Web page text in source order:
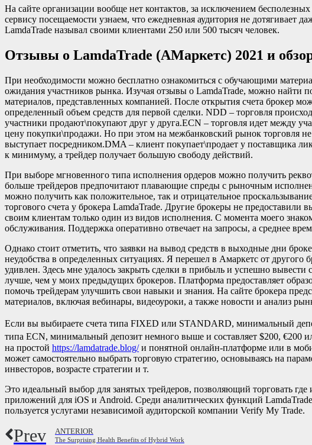
На сайте организации вообще нет контактов, за исключением
сервису посещаемости узнаем, что ежедневная аудитория не дотягивает
LamdaTrade называл своими клиентами 250 или 500 тысяч человек.
Отзывы о LamdaTrade (АМаркетс) 2021 и
При необходимости можно бесплатно ознакомиться с обучающими
ожидания участников рынка. Изучая отзывы о LamdaTrade, можно найти
материалов, представленных компанией. После открытия счета брокер
определенный объем средств для первой сделки. NDD – торговля
участники продают\покупают друг у друга.ECN – торговля идет между
цену покупки\продажи. Но при этом на межбанковский рынок торговля не
выступает посредником.DMA – клиент покупает\продает у поставщика
к минимуму, а трейдер получает большую свободу действий.
При выборе мгновенного типа исполнения ордеров можно получить
больше трейдеров предпочитают плавающие спреды с рыночным
можно получить как положительное, так и отрицательное
торгового счета у брокера LamdaTrade. Другие брокеры не предоставили
своим клиентам только один из видов исполнения. С момента моего
обслуживания. Поддержка оперативно отвечает на запросы, а среднее
Однако стоит отметить, что заявки на вывод средств в выходные дни
неудобства в определенных ситуациях. Я перешел в Амаркетс от
удивлен. Здесь мне удалось закрыть сделки в прибыль и успешно вывести
лучше, чем у моих предыдущих брокеров. Платформа предоставляет
помочь трейдерам улучшить свои навыки и знания. На сайте брокера
материалов, включая вебинары, видеоуроки, а также новости и анализ
Если вы выбираете счета типа FIXED или STANDARD, минимальный
типа ECN, минимальный депозит немного выше и составляет $200, €200
на простой https://lamdatrade.blog/и понятной онлайн-платформе или в
может самостоятельно выбрать торговую стратегию, основываясь на
инвесторов, возрасте стратегии и т.
Это идеальный выбор для занятых трейдеров, позволяющий торговать
приложений для iOS и Android. Среди аналитических функций
пользуется услугами независимой аудиторской компании Verify My Trade.
Prev ANTERIOR
The Surprising Health Benefits of Hybrid Work